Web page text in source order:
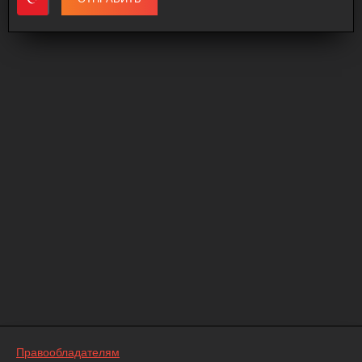
Правообладателям